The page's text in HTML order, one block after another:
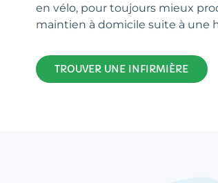
en vélo, pour toujours mieux
maintien à domicile suite à une
TROUVER UNE INFIRMIÈRE